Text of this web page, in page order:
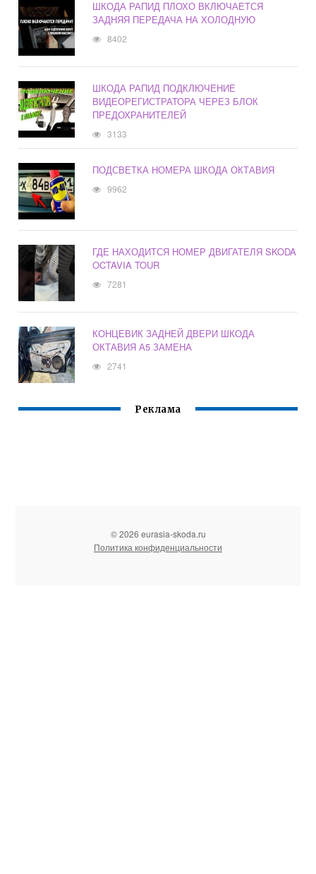
ШКОДА РАПИД ПЛОХО ВКЛЮЧАЕТСЯ
ЗАДНЯЯ ПЕРЕДАЧА НА ХОЛОДНУЮ
8402
ШКОДА РАПИД ПОДКЛЮЧЕНИЕ
ВИДЕОРЕГИСТРАТОРА ЧЕРЕЗ БЛОК
ПРЕДОХРАНИТЕЛЕЙ
3133
ПОДСВЕТКА НОМЕРА ШКОДА ОКТАВИЯ
9962
ГДЕ НАХОДИТСЯ НОМЕР ДВИГАТЕЛЯ SKODA
OCTAVIA TOUR
7281
КОНЦЕВИК ЗАДНЕЙ ДВЕРИ ШКОДА
ОКТАВИЯ А5 ЗАМЕНА
2741
Реклама
© 2026 eurasia-skoda.ru
Политика конфиденциальности